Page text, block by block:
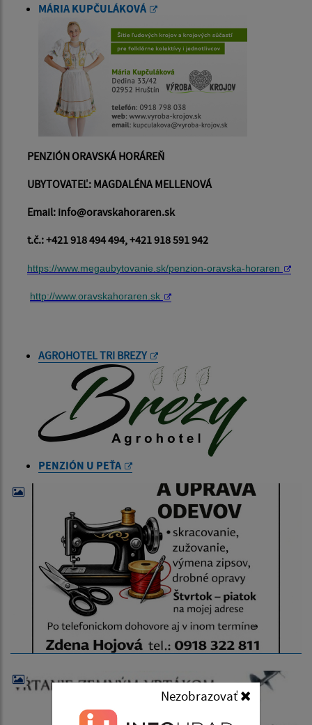
Nezobrazovať
MÁRIA KUPČULÁKOVÁ
PENZIÓN ORAVSKÁ HORÁREŇ
UBYTOVATEĽ: MAGDALÉNA MELLENOVÁ
Email: info@oravskahoraren.sk
t.č.: +421 918 494 494, +421 918 591 942
https://www.megaubytovanie.sk/penzion-oravska-horaren
http://www.oravskahoraren.sk
AGROHOTEL TRI BREZY
PENZIÓN U PEŤA